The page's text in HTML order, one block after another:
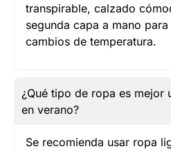
transpirable, calzado
segunda capa a mano
cambios de temperatura.
¿Qué tipo de ropa es mejor
en verano?
Se recomienda usar ropa